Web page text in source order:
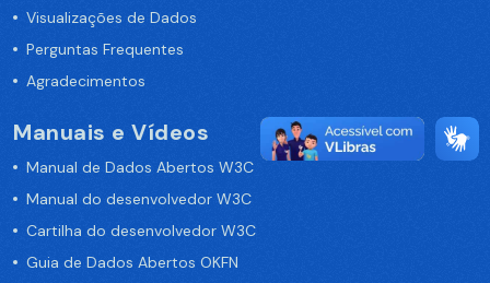
Visualizações de Dados
Perguntas Frequentes
Agradecimentos
Manuais e Vídeos
Manual de Dados Abertos W3C
Manual do desenvolvedor W3C
Cartilha do desenvolvedor W3C
Guia de Dados Abertos OKFN